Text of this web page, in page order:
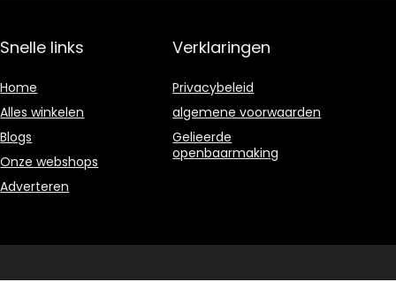
Snelle links
Home
Alles winkelen
Blogs
Onze webshops
Adverteren
Verklaringen
Privacybeleid
algemene voorwaarden
Gelieerde
openbaarmaking